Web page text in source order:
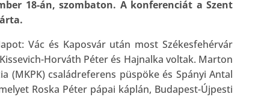
18-án, szombaton. A konferenciát a Szent
Vác és Kaposvár után most Székesfehérvár
Horváth Péter és Hajnalka voltak. Marton
(MKPK) családreferens püspöke és Spányi Antal
Roska Péter pápai káplán, Budapest-Újpesti